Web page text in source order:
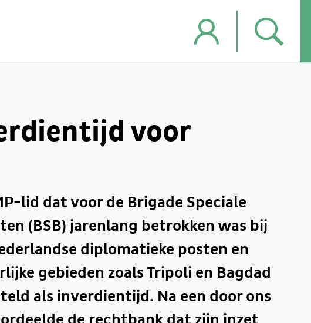
voor
lid dat voor de Brigade Speciale
(BSB) jarenlang betrokken was bij
diplomatieke posten en
gebieden zoals Tripoli en Bagdad
als inverdientijd. Na een door ons